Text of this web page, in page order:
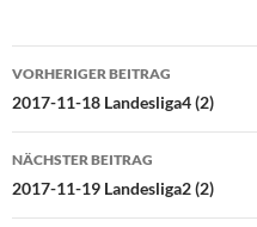
Beitragsnavigation
VORHERIGER BEITRAG
2017-11-18 Landesliga4 (2)
NÄCHSTER BEITRAG
2017-11-19 Landesliga2 (2)